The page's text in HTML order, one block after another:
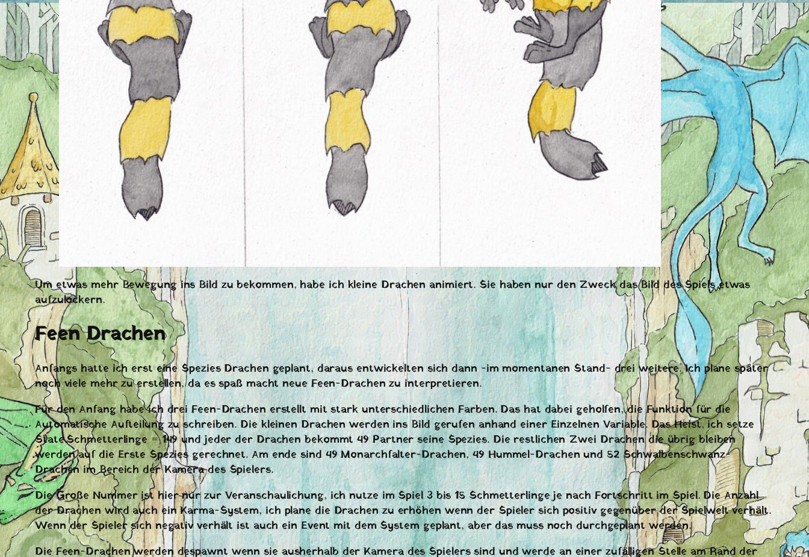
Um etwas mehr Bewegung ins Bild zu bekommen, habe ich kleine Drachen animiert. Sie haben nur den Zweck das Bild des Spiels etwas
aufzulockern.
Feen Drachen
Anfangs hatte ich erst eine Spezies Drachen geplant, daraus entwickelten sich dann -im momentanen Stand- drei weitere. Ich plane später
noch viele mehr zu erstellen, da es spaß macht neue Feen-Drachen zu interpretieren.
Für den Anfang habe ich drei Feen-Drachen erstellt mit stark unterschiedlichen Farben. Das hat dabei geholfen, die Funktion für die
Automatische Aufteilung zu schreiben. Die kleinen Drachen werden ins Bild gerufen anhand einer Einzelnen Variable. Das Heist, ich setze
State.Schmetterlinge = 149 und jeder der Drachen bekommt 49 Partner seine Spezies. Die restlichen Zwei Drachen die übrig bleiben
werden auf die Erste Spezies gerechnet. Am ende sind 49 Monarchfalter-Drachen, 49 Hummel-Drachen und 52 Schwalbenschwanz-
Drachen im Bereich der Kamera des Spielers.
Die Große Nummer ist hier nur zur Veranschaulichung, ich nutze im Spiel 3 bis 15 Schmetterlinge je nach Fortschritt im Spiel. Die Anzahl
der Drachen wird auch ein Karma-System, ich plane die Drachen zu erhöhen wenn der Spieler sich positiv gegenüber der Spielwelt verhält.
Wenn der Spieler sich negativ verhält ist auch ein Event mit dem System geplant, aber das muss noch durchgeplant werden.
Die Feen-Drachen werden despawnt wenn sie ausherhalb der Kamera des Spielers sind und werde an einer zufälligen Stelle am Rand der